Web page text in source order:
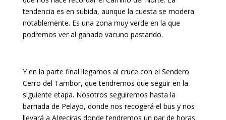
tendencia es en subida, aunque la cuesta se modera
notablemente. Es una zona muy verde en la que
podremos ver al ganado vacuno pastando.
Y en la parte final llegamos al cruce con el Sendero
Cerro del Tambor, que tendremos que seguir en la
siguiente etapa. Nosotros seguiremos hasta la
barriada de Pelayo, donde nos recogerá el bus y nos
llevará a Algeciras donde tendremos un par de horas